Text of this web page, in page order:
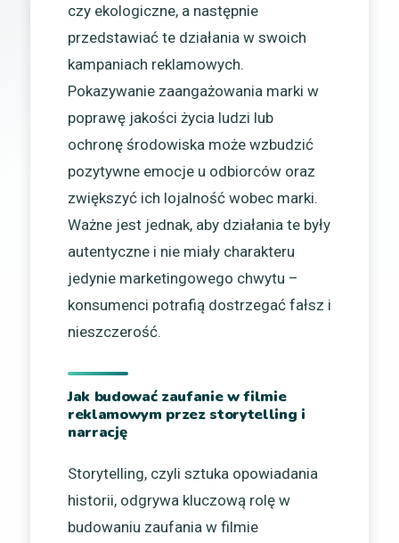
czy ekologiczne, a następnie
przedstawiać te działania w swoich
kampaniach reklamowych.
Pokazywanie zaangażowania marki w
poprawę jakości życia ludzi lub
ochronę środowiska może wzbudzić
pozytywne emocje u odbiorców oraz
zwiększyć ich lojalność wobec marki.
Ważne jest jednak, aby działania te były
autentyczne i nie miały charakteru
jedynie marketingowego chwytu –
konsumenci potrafią dostrzegać fałsz i
nieszczerość.
Jak budować zaufanie w filmie
reklamowym przez storytelling i
narrację
Storytelling, czyli sztuka opowiadania
historii, odgrywa kluczową rolę w
budowaniu zaufania w filmie